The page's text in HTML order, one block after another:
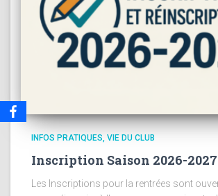
INFOS PRATIQUES VIE DU CLUB
Inscription Saison 2026-2027
Les Inscriptions pour la rentrées sont